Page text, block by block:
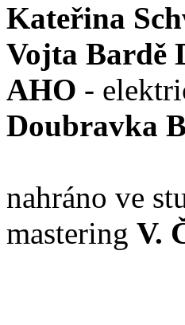
Kateřina
Vojta Bardě
AHO -
Doubravka
nahráno ve
mastering V.